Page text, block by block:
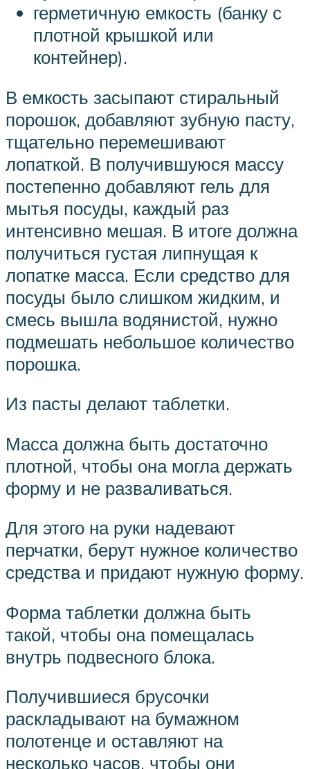
герметичную емкость (банку с
плотной крышкой или
контейнер).
В емкость засыпают стиральный
порошок, добавляют зубную пасту,
тщательно перемешивают
лопаткой. В получившуюся массу
постепенно добавляют гель для
мытья посуды, каждый раз
интенсивно мешая. В итоге должна
получиться густая липнущая к
лопатке масса. Если средство для
посуды было слишком жидким, и
смесь вышла водянистой, нужно
подмешать небольшое количество
порошка.
Из пасты делают таблетки.
Масса должна быть достаточно
плотной, чтобы она могла держать
форму и не разваливаться.
Для этого на руки надевают
перчатки, берут нужное количество
средства и придают нужную форму.
Форма таблетки должна быть
такой, чтобы она помещалась
внутрь подвесного блока.
Получившиеся брусочки
раскладывают на бумажном
полотенце и оставляют на
несколько часов, чтобы они